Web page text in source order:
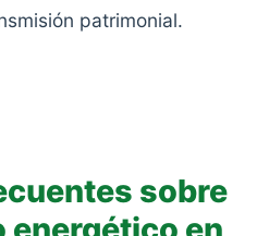
patrimonial.
sobre